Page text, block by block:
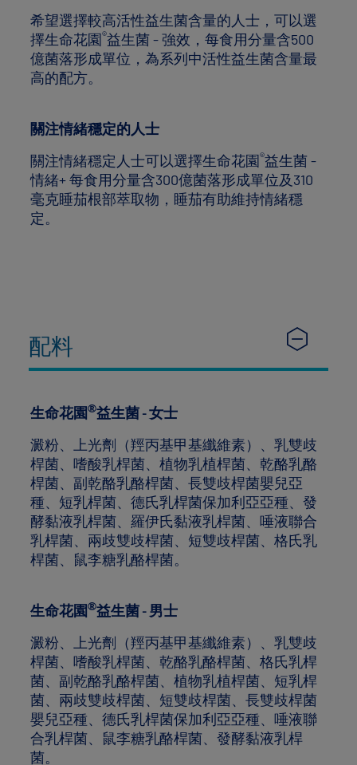
希望選擇較高活性益生菌含量的人士，可以選
擇生命花園®益生菌 - 強效，每食用分量含500
億菌落形成單位，為系列中活性益生菌含量最
高的配方。
關注情緒穩定的人士
關注情緒穩定人士可以選擇生命花園®益生菌 -
情緒+ 每食用分量含300億菌落形成單位及310
毫克睡茄根部萃取物，睡茄有助維持情緒穩
定。
配料
生命花園®益生菌 - 女士
澱粉、上光劑（羥丙基甲基纖維素）、乳雙歧
桿菌、嗜酸乳桿菌、植物乳植桿菌、乾酪乳酪
桿菌、副乾酪乳酪桿菌、長雙歧桿菌嬰兒亞
種、短乳桿菌、德氏乳桿菌保加利亞亞種、發
酵黏液乳桿菌、羅伊氏黏液乳桿菌、唾液聯合
乳桿菌、兩歧雙歧桿菌、短雙歧桿菌、格氏乳
桿菌、鼠李糖乳酪桿菌。
生命花園®益生菌 - 男士
澱粉、上光劑（羥丙基甲基纖維素）、乳雙歧
桿菌、嗜酸乳桿菌、乾酪乳酪桿菌、格氏乳桿
菌、副乾酪乳酪桿菌、植物乳植桿菌、短乳桿
菌、兩歧雙歧桿菌、短雙歧桿菌、長雙歧桿菌
嬰兒亞種、德氏乳桿菌保加利亞亞種、唾液聯
合乳桿菌、鼠李糖乳酪桿菌、發酵黏液乳桿
菌。